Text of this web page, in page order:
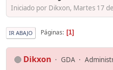
Iniciado por Dikxon, Martes 17
IR ABAJO Páginas 1
Dikxon GDA